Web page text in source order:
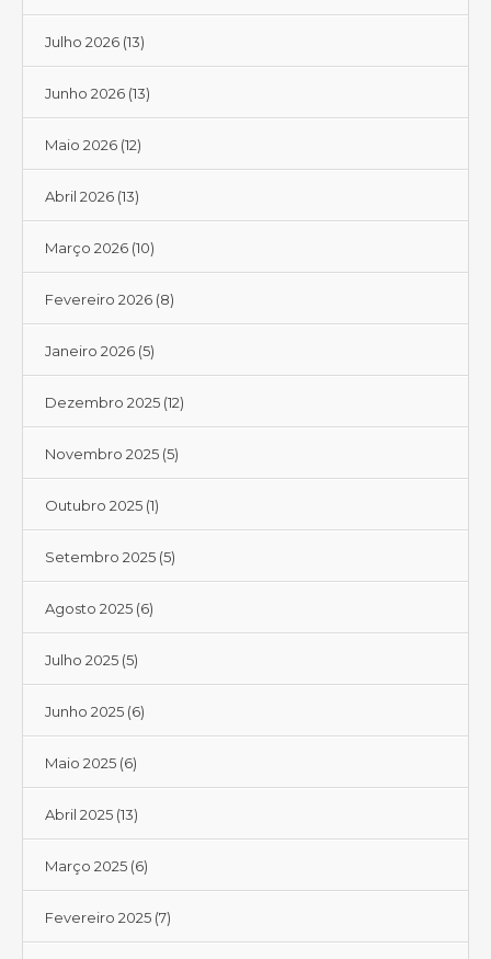
Julho 2026 (13)
Junho 2026 (13)
Maio 2026 (12)
Abril 2026 (13)
Março 2026 (10)
Fevereiro 2026 (8)
Janeiro 2026 (5)
Dezembro 2025 (12)
Novembro 2025 (5)
Outubro 2025 (1)
Setembro 2025 (5)
Agosto 2025 (6)
Julho 2025 (5)
Junho 2025 (6)
Maio 2025 (6)
Abril 2025 (13)
Março 2025 (6)
Fevereiro 2025 (7)